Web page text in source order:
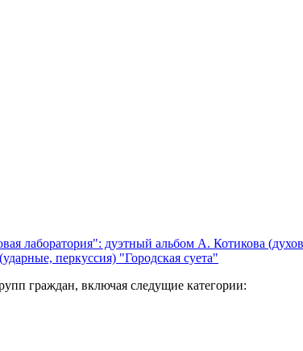
лаборатория": дуэтный альбом А. Котикова
перкуссия) "Городская суета"
граждан, включая следущие категории: